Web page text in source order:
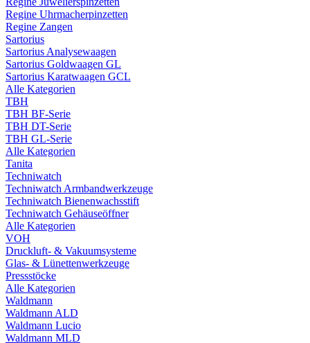
Regine Uhrmacherpinzetten
Regine Zangen
Sartorius
Sartorius Analysewaagen
Sartorius Goldwaagen GL
Sartorius Karatwaagen GCL
Alle Kategorien
TBH
TBH BF-Serie
TBH DT-Serie
TBH GL-Serie
Alle Kategorien
Tanita
Techniwatch
Techniwatch Armbandwerkzeuge
Techniwatch Bienenwachsstift
Techniwatch Gehäuseöffner
Alle Kategorien
VOH
Druckluft- & Vakuumsysteme
Glas- & Lünettenwerkzeuge
Pressstöcke
Alle Kategorien
Waldmann
Waldmann ALD
Waldmann Lucio
Waldmann MLD